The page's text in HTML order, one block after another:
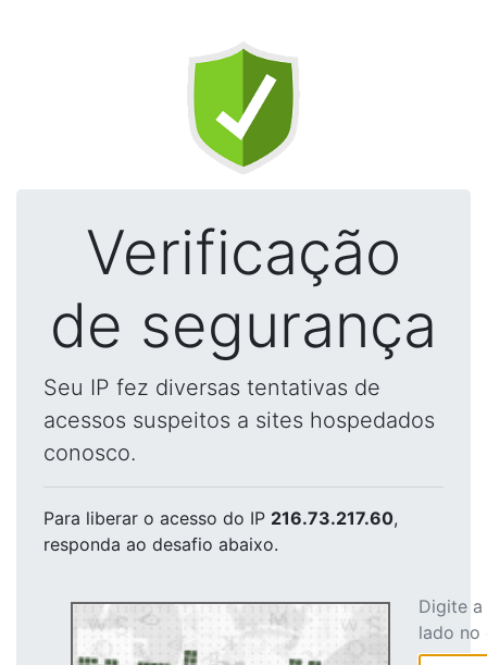
Verificação
de segurança
Seu IP fez diversas tentativas de
acessos suspeitos a sites hospedados
conosco.
Para liberar o acesso do IP 216.73.217.60,
responda ao desafio abaixo.
Digite
lado no